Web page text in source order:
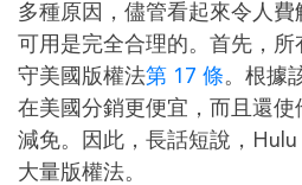
多種原因，儘管看起來令人
可用是完全合理的。首先，
守美國版權法第 17 條。根據
在美國分銷更便宜，而且還
減免。因此，長話短說，
大量版權法。